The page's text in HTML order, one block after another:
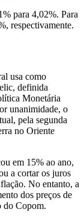
para 4,02%. Para
respectivamente.
usa como
definida
Monetária
unanimidade, o
pela segunda
no Oriente
em 15% ao ano,
a cortar os juros
No entanto, a
dos preços de
do Copom.